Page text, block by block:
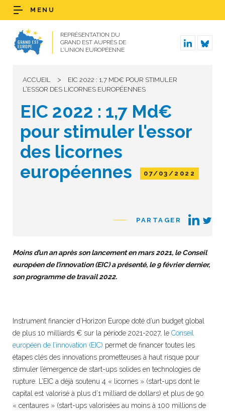
REPRÉSENTATION DU
GRAND EST AUPRÈS DE
L’UNION EUROPÉENNE
MENU
ACCUEIL >
EIC 2022 : 1,7 MD€ POUR STIMULER
L’ESSOR DES LICORNES EUROPÉENNES
EIC 2022 : 1,7 Md€
pour stimuler l'essor
des licornes
européennes
07/03/2022
PARTAGER
Moins d’un an après son lancement en mars 2021, le Conseil
européen de l’innovation (EIC) a présenté, le 9 février dernier,
son programme de travail 2022.
Instrument financier d’Horizon Europe doté d’un budget global
de plus 10 milliards € sur la période 2021-2027, le Conseil
européen de l’innovation (EIC) permet de financer toutes les
étapes clés des innovations prometteuses à haut risque pour
stimuler l’émergence de start-ups solides en technologies de
rupture. L’EIC a déjà soutenu 4 « licornes » (start-ups dont le
capital est valorisé à plus d’1 milliard de dollars) et plus de 90
« centaures » (start-ups valorisées au moins à 100 millions de